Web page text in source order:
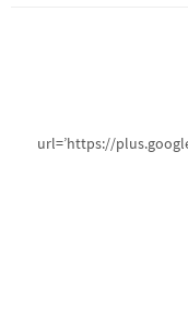
url=’https://